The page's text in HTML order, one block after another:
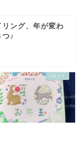
ング、年が変わ
♪